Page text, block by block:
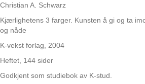
Christian A. Schwarz
Kjærlighetens 3 farger. Kunsten å gi og ta
og nåde
K-vekst forlag, 2004
Heftet, 144 sider
Godkjent som studiebok av K-stud.